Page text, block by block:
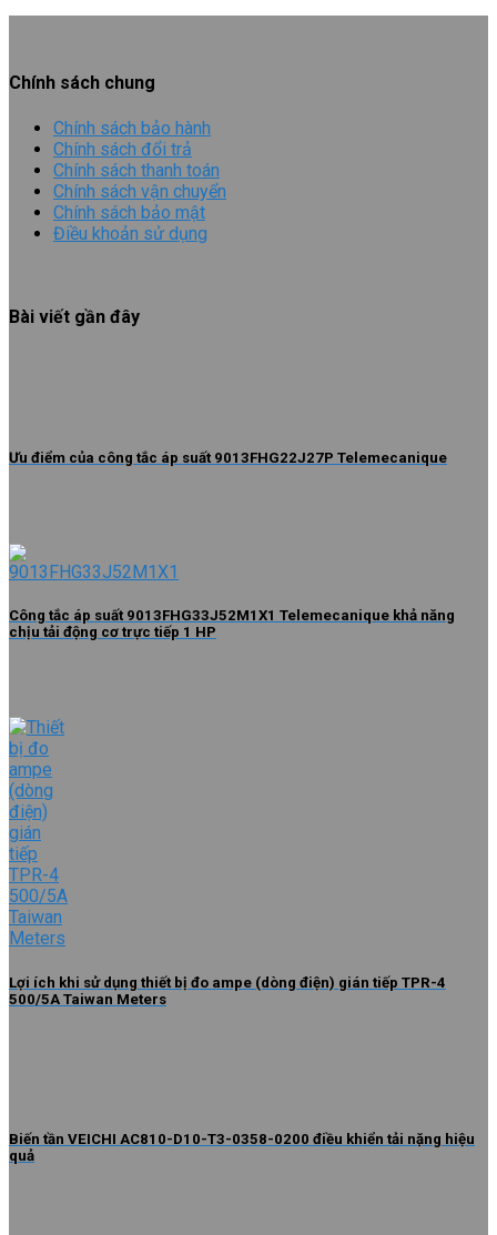
Chính sách chung
Chính sách bảo hành
Chính sách đổi trả
Chính sách thanh toán
Chính sách vận chuyển
Chính sách bảo mật
Điều khoản sử dụng
Bài viết gần đây
Ưu điểm của công tắc áp suất 9013FHG22J27P Telemecanique
Công tắc áp suất 9013FHG33J52M1X1 Telemecanique khả năng
chịu tải động cơ trực tiếp 1 HP
Lợi ích khi sử dụng thiết bị đo ampe (dòng điện) gián tiếp TPR-4
500/5A Taiwan Meters
Biến tần VEICHI AC810-D10-T3-0358-0200 điều khiển tải nặng hiệu
quả